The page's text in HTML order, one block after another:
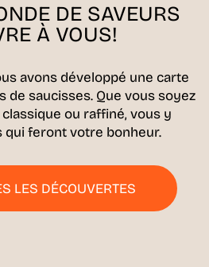
DE SAVEURS
À VOUS!
avons développé une carte
de saucisses. Que vous soyez
ou raffiné, vous y
qui feront votre bonheur.
LES DÉCOUVERTES